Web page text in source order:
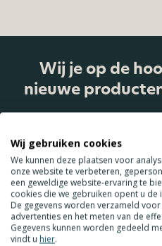
Wij je op de
nieuwe
Dit veld is bedoeld voor
worden
Wij gebruiken cookies
We kunnen deze plaatsen voor
onze website te verbeteren,
een geweldige website-ervaring te
cookies die we gebruiken opent u de
De gegevens worden verzameld
advertenties en het meten van de
Gegevens kunnen worden gedeeld
vindt u hier.